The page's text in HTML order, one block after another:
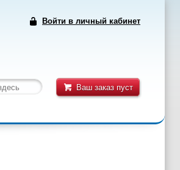
Войти в личный кабинет
Ваш заказ пуст